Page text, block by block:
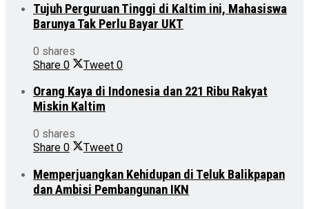
Tujuh Perguruan Tinggi di Kaltim ini, Mahasiswa
Barunya Tak Perlu Bayar UKT
0 shares
Share 0 Tweet 0
Orang Kaya di Indonesia dan 221 Ribu Rakyat
Miskin Kaltim
0 shares
Share 0 Tweet 0
Memperjuangkan Kehidupan di Teluk Balikpapan
dan Ambisi Pembangunan IKN